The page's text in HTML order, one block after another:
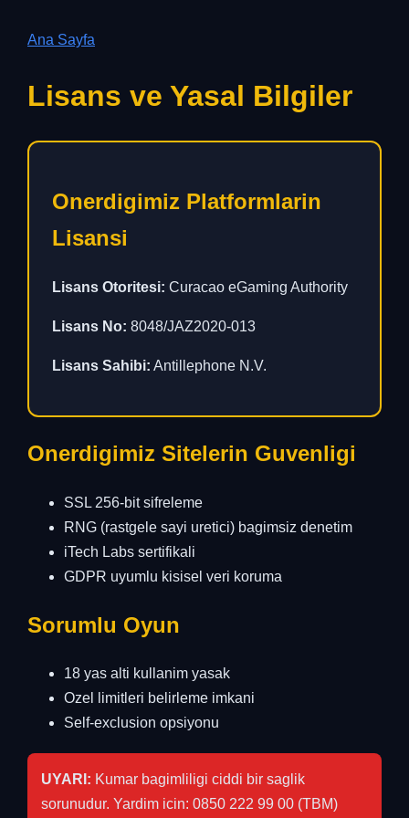
Ana Sayfa
Lisans ve Yasal Bilgiler
Onerdigimiz Platformlarin
Lisansi
Lisans Otoritesi: Curacao eGaming Authority
Lisans No: 8048/JAZ2020-013
Lisans Sahibi: Antillephone N.V.
Onerdigimiz Sitelerin Guvenligi
SSL 256-bit sifreleme
RNG (rastgele sayi uretici) bagimsiz denetim
iTech Labs sertifikali
GDPR uyumlu kisisel veri koruma
Sorumlu Oyun
18 yas alti kullanim yasak
Ozel limitleri belirleme imkani
Self-exclusion opsiyonu
UYARI: Kumar bagimliligi ciddi bir saglik
sorunudur. Yardim icin: 0850 222 99 00 (TBM)